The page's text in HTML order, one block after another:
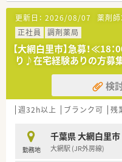
る大手ドラッグストア
■近隣のクリニックか
枚から150枚ほどの処
■明るく広々とした店
り、幅広い年齢層の患
【法人特徴について】
■全国に多数の店舗を
ヘルスケア店舗の構築
■女性活躍推進法に基
■社員をさん付けで呼
由度が高く自らチャ
す。
更新日： 2026/08/07 薬剤師
正社員
調剤薬局
【大網白里市】急募！≪18
り♪在宅経験ありの方募
検
週32h以上 ブランク可 残
勤務地
千葉県 大網白里市
大網駅 (JR外房線)